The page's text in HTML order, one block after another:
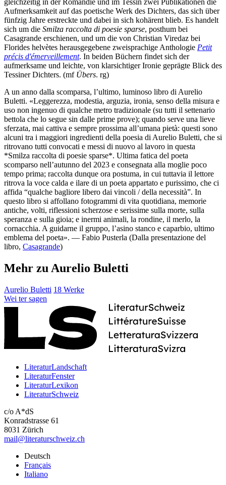
Aufmerksamkeit auf das poetische Werk des Dichters, das sich über
fünfzig Jahre erstreckte und dabei in sich kohärent blieb. Es handelt
sich um die Smilza raccolta di poesie sparse, posthum bei
Casagrande erschienen, und um die von Christian Viredaz bei
Florides helvètes herausgegebene zweisprachige Anthologie Petit
précis d'émerveillement. In beiden Büchern findet sich der
aufmerksame und leichte, von klarsichtiger Ironie geprägte Blick des
Tessiner Dichters. (mf Übers. rg)
A un anno dalla scomparsa, l’ultimo, luminoso libro di Aurelio
Buletti. «Leggerezza, modestia, arguzia, ironia, senso della misura e
uso non ingenuo di qualche metro tradizionale (su tutti il settenario
bettola che lo segue sin dalle prime prove); quando serve una lieve
sferzata, mai cattiva e sempre prossima all’umana pietà: questi sono
alcuni tra i maggiori ingredienti della poesia di Aurelio Buletti, che si
ritrovano tutti convocati e messi di nuovo al lavoro in questa
*Smilza raccolta di poesie sparse*. Ultima fatica del poeta
scomparso nell’autunno del 2023 e consegnata alla moglie poco
tempo prima; raccolta dunque ora postuma, in cui tuttavia il lettore
ritrova la voce calda e ilare di un poeta appartato e purissimo, che ci
affida “qualche bagliore libero dai vincoli / della necessità”. In
questo libro si affollano fotogrammi di vita quotidiana, memorie
antiche, volti, riflessioni scherzose e serissime sulla morte, sulla
speranza e sulla gioia; e inermi animali, la rondine, il merlo, la
cornacchia. A guidarne il gruppo, l’asino stanco e caparbio, ultimo
emblema del poeta». — Fabio Pusterla (Dalla presentazione del
libro, Casagrande)
Mehr zu Aurelio Buletti
Aurelio Buletti 18 Werke
Wei ter sagen
LiteraturLandschaft
LiteraturFenster
LiteraturLexikon
LiteraturSchweiz
c/o A*dS
Konradstrasse 61
8031 Zürich
mail@literaturschweiz.ch
Deutsch
Français
Italiano